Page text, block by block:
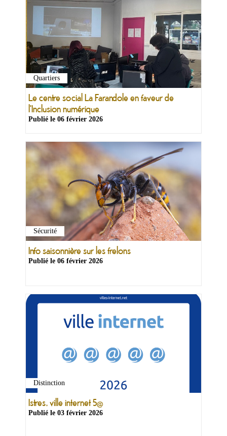
Quartiers
Le centre social La Farandole en faveur de
l'Inclusion numérique
Publié le 06 février 2026
Sécurité
Info saisonnière sur les frelons
Publié le 06 février 2026
Distinction
Istres, ville internet 5@
Publié le 03 février 2026